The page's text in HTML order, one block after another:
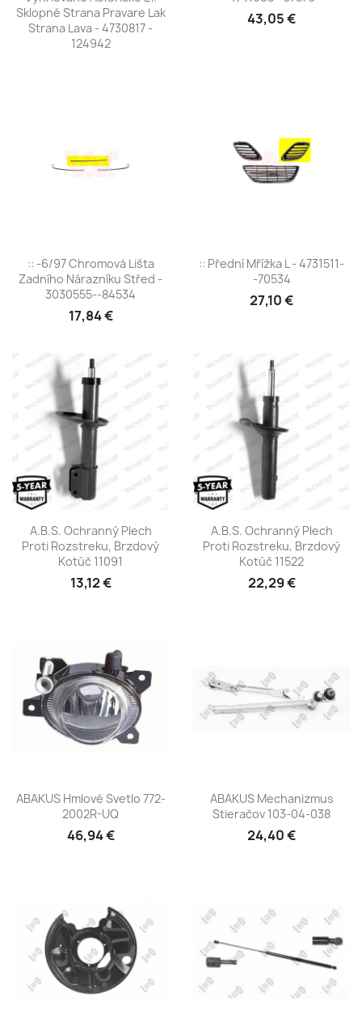
Sklopné Strana Pravare Lak
Strana Lava - 4730817 -
124942
43,05 €
:: -6/97 Chromová Lišta
Zadního Nárazníku Střed -
3030555--84534
17,84 €
:: Přední Mřížka L - 4731511-
-70534
27,10 €
A.B.S. Ochranný Plech
Proti Rozstreku, Brzdový
Kotúč 11091
13,12 €
A.B.S. Ochranný Plech
Proti Rozstreku, Brzdový
Kotúč 11522
22,29 €
ABAKUS Hmlové Svetlo 772-
2002R-UQ
46,94 €
ABAKUS Mechanizmus
Stieračov 103-04-038
24,40 €